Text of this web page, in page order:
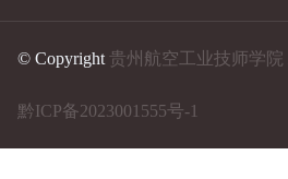
© Copyright 贵州航空工业技师学院
黔ICP备2023001555号-1